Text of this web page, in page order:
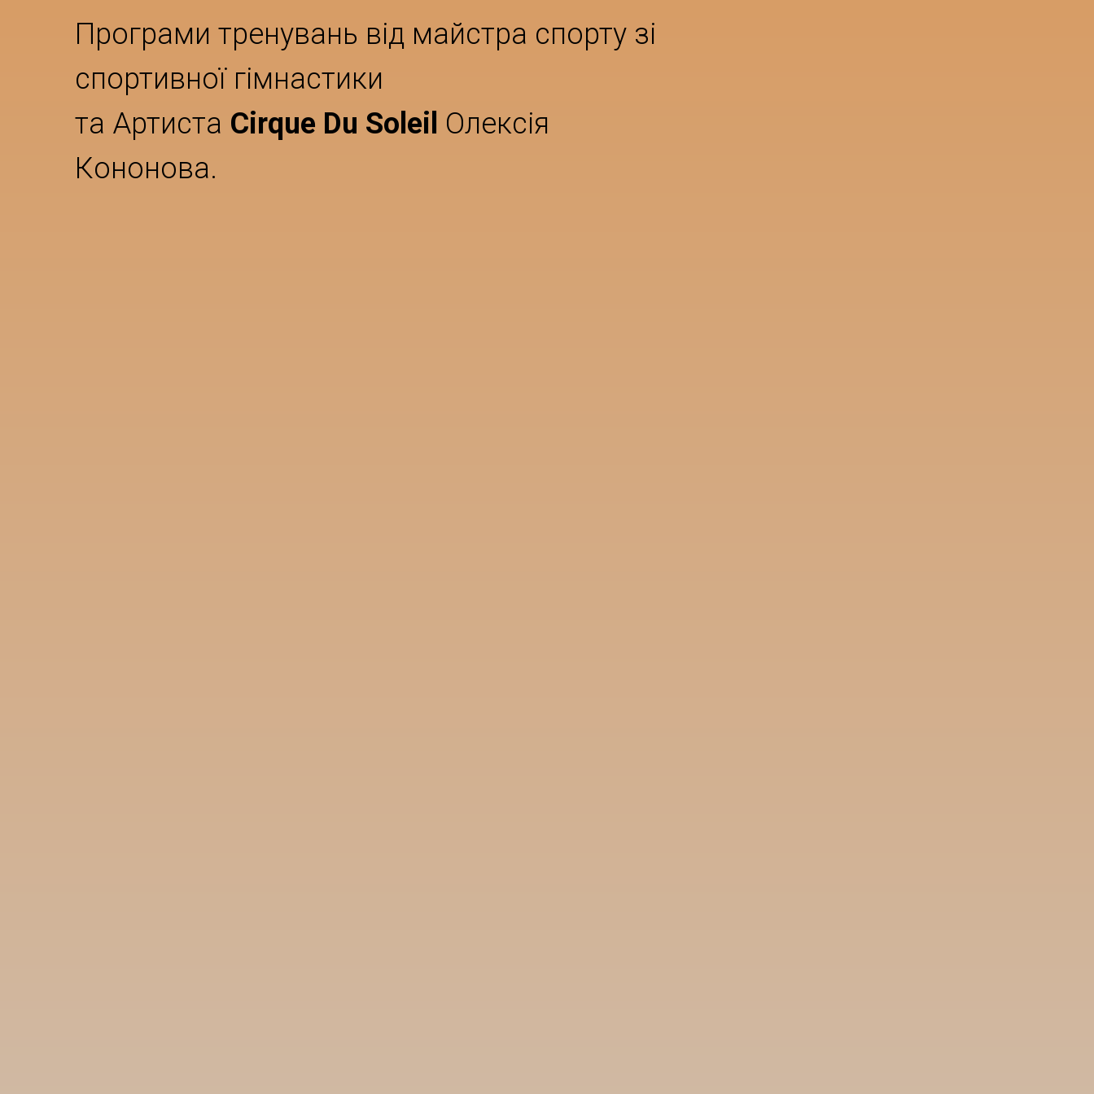
Програми тренувань від майстра спорту зі
спортивної гімнастики
та Артиста Cirque Du Soleil Олексія
Кононова.